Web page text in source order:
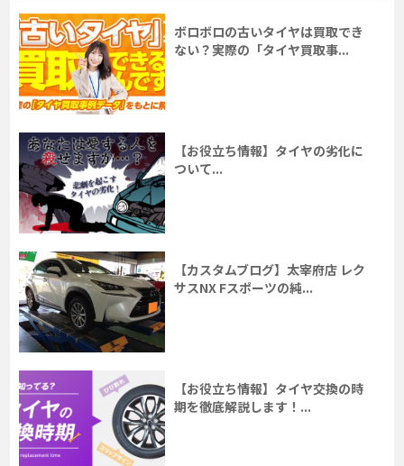
ボロボロの古いタイヤは買取でき
ない？実際の「タイヤ買取事...
【お役立ち情報】タイヤの劣化に
ついて...
【カスタムブログ】太宰府店 レク
サスNX Fスポーツの純...
【お役立ち情報】タイヤ交換の時
期を徹底解説します！...